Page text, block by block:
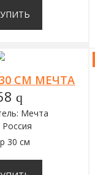
СМ МЕЧТА
q
Мечта
30 см